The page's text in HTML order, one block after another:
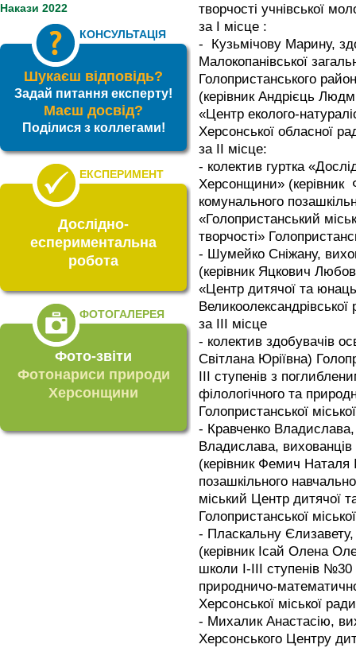
Накази 2022
КОНСУЛЬТАЦІЯ
Шукаєш відповідь?
Задай питання експерту!
Маєш досвід?
Поділися з коллегами!
ЕКСПЕРИМЕНТ
Дослідно-
еспериментальна
робота
ФОТОГАЛЕРЕЯ
Фото-звіти
Фотонариси природи
Херсонщини
творчості учнівської
за І місце :
- Кузьмічову Марину,
Малокопанівської
Голопристанського
(керівник Андрієць
«Центр еколого-
Херсонської обласної
за ІІ місце:
- колектив гуртка
Херсонщини» (керівник
комунального
«Голопристанський
творчості»
- Шумейко Сніжану,
(керівник Яцкович
«Центр дитячої та
за ІІІ місце
- колектив здобувачів
Світлана Юріївна)
ІІІ ступенів з
філологічного та
Голопристанської
- Кравченко
Владислава, вихованців
(керівник Фемич Наталя
позашкільного
міський Центр дитячої
Голопристанської
- Пласкальну
(керівник Ісай Олена
школи І-ІІІ ступенів
природничо-
Херсонської міської
- Михалик Анастасію,
Херсонського Центру